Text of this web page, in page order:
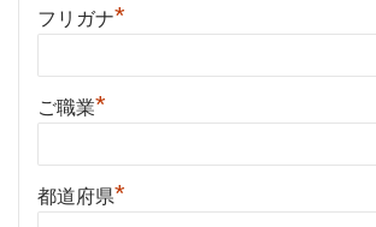
フリガナ*
ご職業*
都道府県*